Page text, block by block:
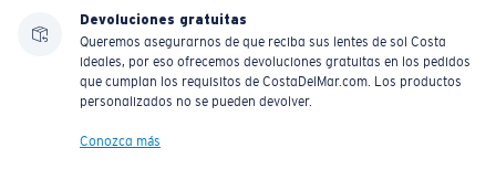
Devoluciones gratuitas
Queremos asegurarnos de que reciba sus lentes de sol Costa
ideales, por eso ofrecemos devoluciones gratuitas en los pedidos
que cumplan los requisitos de CostaDelMar.com. Los productos
personalizados no se pueden devolver.
Conozca más